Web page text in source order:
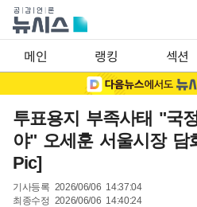
메인 랭킹 섹션
투표용지 부족사태 "국
야" 오세훈 서울시장 담
Pic]
기사등록 2026/06/06 14:37:04
최종수정 2026/06/06 14:40:24